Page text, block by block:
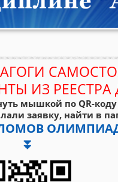
ИЗ
мышкой по QR-
заявку, найти в
⏬